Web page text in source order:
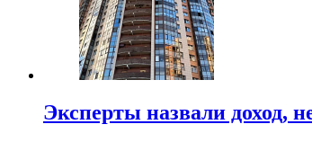
Эксперты назвали доход,